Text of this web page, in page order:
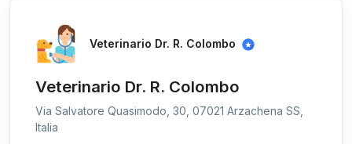
Veterinario Dr. R. Colombo
Veterinario Dr. R. Colombo
Via Salvatore Quasimodo, 30, 07021 Arzachena SS,
Italia